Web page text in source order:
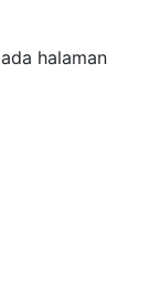
halaman